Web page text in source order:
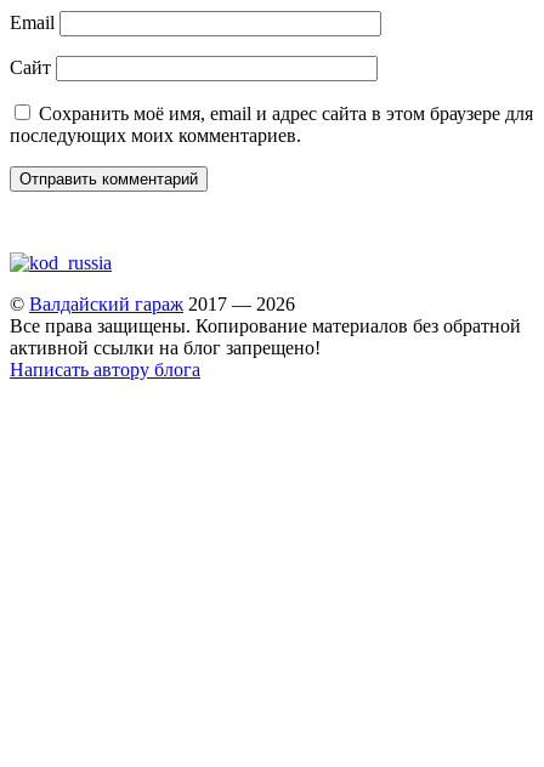
Email
Сайт
Сохранить моё имя, email и адрес сайта в этом браузере для
последующих моих комментариев.
© Валдайский гараж 2017 — 2026
Все права защищены. Копирование материалов без обратной
активной ссылки на блог запрещено!
Написать автору блога